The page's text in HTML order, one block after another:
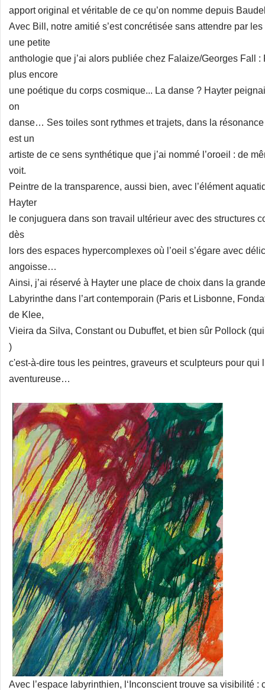
apport original et véritable de ce qu’on nomme depuis
Avec Bill, notre amitié s’est concrétisée sans attendre par
une petite
anthologie que j’ai alors publiée chez Falaize/Georges Fall
plus encore
une poétique du corps cosmique... La danse ? Hayter
on
danse… Ses toiles sont rythmes et trajets, dans la
est un
artiste de ce sens synthétique que j’ai nommé l’oroeil : de
voit.
Peintre de la transparence, aussi bien, avec l’élément
Hayter
le conjuguera dans son travail ultérieur avec des structures
dès
lors des espaces hypercomplexes où l’oeil s’égare avec
angoisse…
Ainsi, j’ai réservé à Hayter une place de choix dans la
Labyrinthe dans l’art contemporain (Paris et Lisbonne,
de Klee,
Vieira da Silva, Constant ou Dubuffet, et bien sûr Pollock
)
c'est-à-dire tous les peintres, graveurs et sculpteurs pour qui
aventureuse…
Avec l’espace labyrinthien, l‘Inconscient trouve sa visibilité